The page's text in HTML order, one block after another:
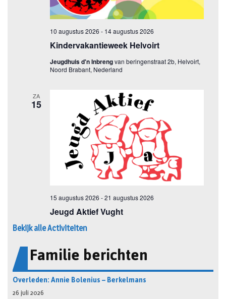
Bekijk alle Activiteiten
Familie berichten
Overleden: Annie Bolenius – Berkelmans
26 juli 2026